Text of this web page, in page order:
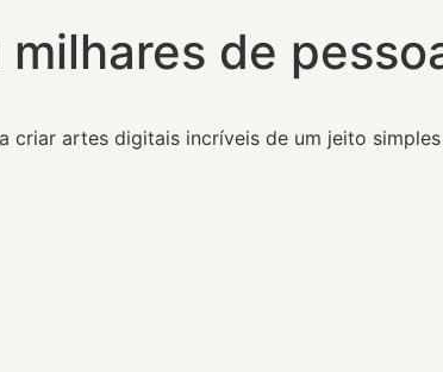
de
criar artes digitais incríveis de um jeito